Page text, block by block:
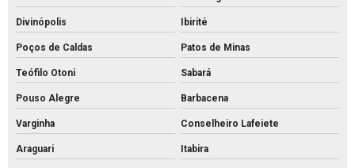
Intertravado de concreto comprar
Intertravado de concreto preço
Intertravado de concreto
Intertravados de concreto pisos
Meio fio de concreto para calçada
Meio fio de concreto comprar
Divinópolis Ibirité
Poços de Caldas Patos de Minas
Teófilo Otoni Sabará
Pouso Alegre Barbacena
Varginha Conselheiro Lafeiete
Araguari Itabira